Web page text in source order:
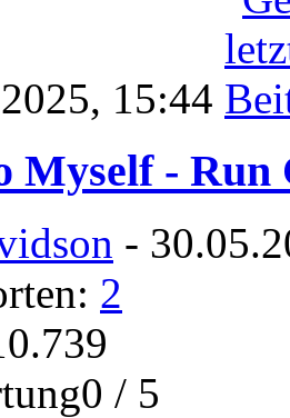
15:44
Myself - Run
-
2
/ 5